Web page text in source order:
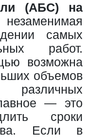
(АБС) на
самых
работ.
возможна
объемов
различных
— это
сроки
Если в